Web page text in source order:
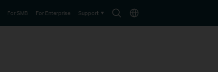
SearchChoose
For SMB For Enterprise Support